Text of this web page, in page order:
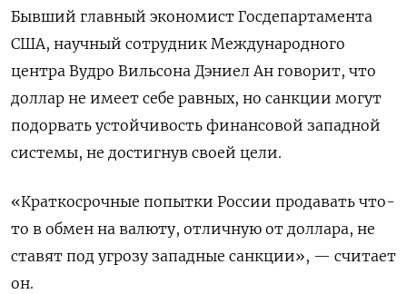
Бывший главный экономист Госдепартамента
США, научный сотрудник Международного
центра Вудро Вильсона Дэниел Ан говорит, что
доллар не имеет себе равных, но санкции могут
подорвать устойчивость финансовой западной
системы, не достигнув своей цели.
«Краткосрочные попытки России продавать что-
то в обмен на валюту, отличную от доллара, не
ставят под угрозу западные санкции», — считает
он.